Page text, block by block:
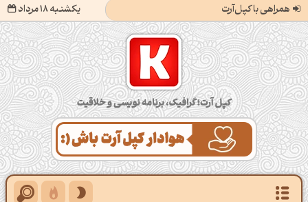
همراهی با کپل‌آرت یکشنبه 18 مرداد
کپل‌آرت؛ گرافیک، برنامه‌نویسی و خلاقیت